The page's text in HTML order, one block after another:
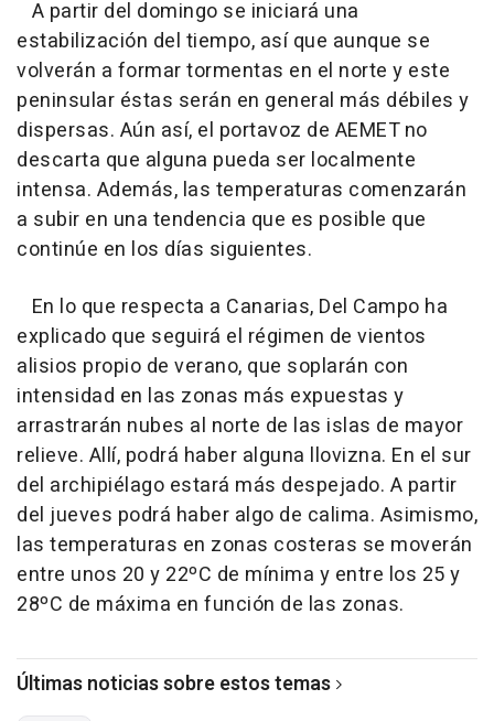
A partir del domingo se iniciará una
estabilización del tiempo, así que aunque se
volverán a formar tormentas en el norte y este
peninsular éstas serán en general más débiles y
dispersas. Aún así, el portavoz de AEMET no
descarta que alguna pueda ser localmente
intensa. Además, las temperaturas comenzarán
a subir en una tendencia que es posible que
continúe en los días siguientes.
En lo que respecta a Canarias, Del Campo ha
explicado que seguirá el régimen de vientos
alisios propio de verano, que soplarán con
intensidad en las zonas más expuestas y
arrastrarán nubes al norte de las islas de mayor
relieve. Allí, podrá haber alguna llovizna. En el sur
del archipiélago estará más despejado. A partir
del jueves podrá haber algo de calima. Asimismo,
las temperaturas en zonas costeras se moverán
entre unos 20 y 22ºC de mínima y entre los 25 y
28ºC de máxima en función de las zonas.
Últimas noticias sobre estos temas